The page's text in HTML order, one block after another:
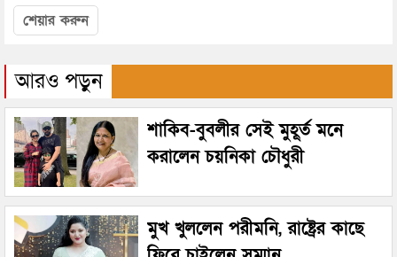
শেয়ার করুন
আরও পড়ুন
শাকিব-বুবলীর সেই মুহূর্ত মনে
করালেন চয়নিকা চৌধুরী
মুখ খুললেন পরীমনি, রাষ্ট্রের কাছে